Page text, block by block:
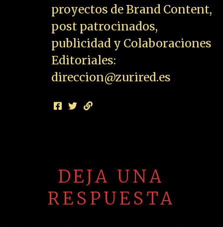
proyectos de Brand Content,
post patrocinados,
publicidad y Colaboraciones
Editoriales:
direccion@zurired.es
DEJA UNA
RESPUESTA